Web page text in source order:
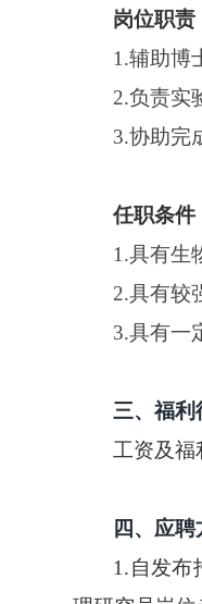
岗位职责
1.辅助博
2.负责实
3.协助完
任职条件
1.具有生
2.具有较
3.具有一
三、福利
工资及福
四 、应聘
1.自发布